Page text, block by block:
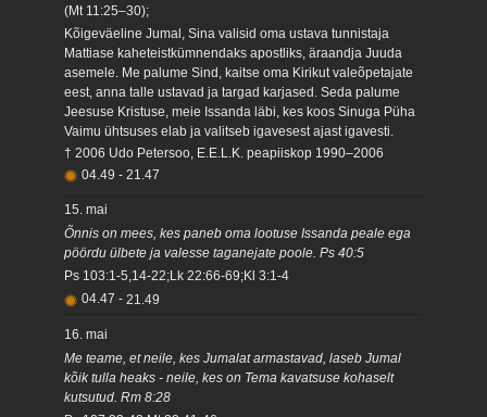
(Mt 11:25–30);
Kõigeväeline Jumal, Sina valisid oma ustava tunnistaja
Mattiase kaheteistkümnendaks apostliks, äraandja Juuda
asemele. Me palume Sind, kaitse oma Kirikut valeõpetajate
eest, anna talle ustavad ja targad karjased. Seda palume
Jeesuse Kristuse, meie Issanda läbi, kes koos Sinuga Püha
Vaimu ühtsuses elab ja valitseb igavesest ajast igavesti.
† 2006 Udo Petersoo, E.E.L.K. peapiiskop 1990–2006
04.49 - 21.47
15. mai
Õnnis on mees, kes paneb oma lootuse Issanda peale ega
pöördu ülbete ja valesse taganejate poole. Ps 40:5
Ps 103:1-5,14-22;Lk 22:66-69;Kl 3:1-4
04.47 - 21.49
16. mai
Me teame, et neile, kes Jumalat armastavad, laseb Jumal
kõik tulla heaks - neile, kes on Tema kavatsuse kohaselt
kutsutud. Rm 8:28